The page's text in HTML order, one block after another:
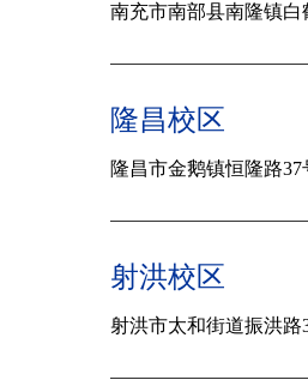
南充市南部县南隆镇白
隆昌校区
隆昌市金鹅镇恒隆路37
射洪校区
射洪市太和街道振洪路